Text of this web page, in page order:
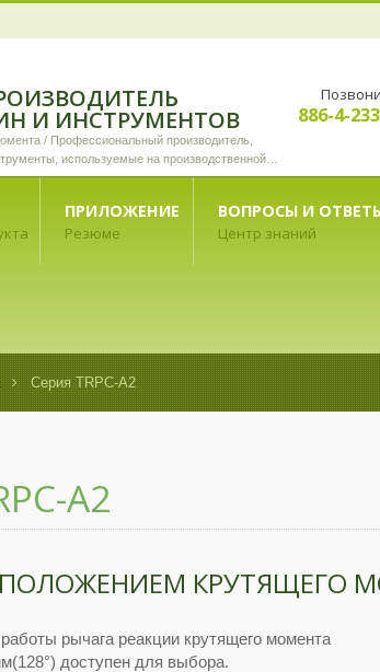
И ИНСТРУМЕНТОВ
/ Профессиональный производитель,
используемые на производственной
886-4-
ПРИЛОЖЕНИЕ
Резюме
ВОПРОСЫ И
Центр знаний
Серия TRPC-A2
A2
КРУТЯЩЕГО
рычага реакции крутящего момента
доступен для выбора.